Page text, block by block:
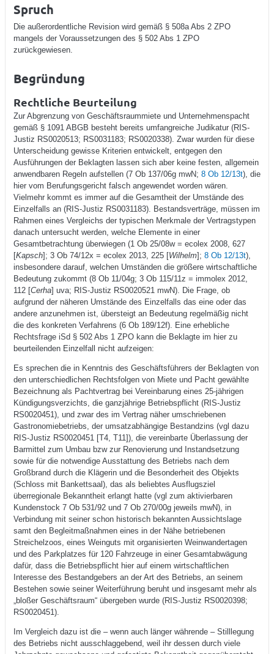
Spruch
Die außerordentliche Revision wird gemäß § 508a Abs 2 ZPO
mangels der Voraussetzungen des § 502 Abs 1 ZPO
zurückgewiesen.
Begründung
Rechtliche Beurteilung
Zur Abgrenzung von Geschäftsraummiete und Unternehmenspacht
gemäß § 1091 ABGB besteht bereits umfangreiche Judikatur (RIS-
Justiz RS0020513; RS0031183; RS0020338). Zwar wurden für diese
Unterscheidung gewisse Kriterien entwickelt, entgegen den
Ausführungen der Beklagten lassen sich aber keine festen, allgemein
anwendbaren Regeln aufstellen (7 Ob 137/06g mwN; 8 Ob 12/13t), die
hier vom Berufungsgericht falsch angewendet worden wären.
Vielmehr kommt es immer auf die Gesamtheit der Umstände des
Einzelfalls an (RIS-Justiz RS0031183). Bestandsverträge, müssen im
Rahmen eines Vergleichs der typischen Merkmale der Vertragstypen
danach untersucht werden, welche Elemente in einer
Gesamtbetrachtung überwiegen (1 Ob 25/08w = ecolex 2008, 627
[Kapsch]; 3 Ob 74/12x = ecolex 2013, 225 [Wilhelm]; 8 Ob 12/13t),
insbesondere darauf, welchen Umständen die größere wirtschaftliche
Bedeutung zukommt (8 Ob 11/04g; 3 Ob 115/11z = immolex 2012,
112 [Cerha] uva; RIS-Justiz RS0020521 mwN). Die Frage, ob
aufgrund der näheren Umstände des Einzelfalls das eine oder das
andere anzunehmen ist, übersteigt an Bedeutung regelmäßig nicht
die des konkreten Verfahrens (6 Ob 189/12f). Eine erhebliche
Rechtsfrage iSd § 502 Abs 1 ZPO kann die Beklagte im hier zu
beurteilenden Einzelfall nicht aufzeigen:
Es sprechen die in Kenntnis des Geschäftsführers der Beklagten von
den unterschiedlichen Rechtsfolgen von Miete und Pacht gewählte
Bezeichnung als Pachtvertrag bei Vereinbarung eines 25-jährigen
Kündigungsverzichts, die ganzjährige Betriebspflicht (RIS-Justiz
RS0020451), und zwar des im Vertrag näher umschriebenen
Gastronomiebetriebs, der umsatzabhängige Bestandzins (vgl dazu
RIS-Justiz RS0020451 [T4, T11]), die vereinbarte Überlassung der
Barmittel zum Umbau bzw zur Renovierung und Instandsetzung
sowie für die notwendige Ausstattung des Betriebs nach dem
Großbrand durch die Klägerin und die Besonderheit des Objekts
(Schloss mit Bankettsaal), das als beliebtes Ausflugsziel
überregionale Bekanntheit erlangt hatte (vgl zum aktivierbaren
Kundenstock 7 Ob 531/92 und 7 Ob 270/00g jeweils mwN), in
Verbindung mit seiner schon historisch bekannten Aussichtslage
samt den Begleitmaßnahmen eines in der Nähe betriebenen
Streichelzoos, eines Weinguts mit organisierten Weinwandertagen
und des Parkplatzes für 120 Fahrzeuge in einer Gesamtabwägung
dafür, dass die Betriebspflicht hier auf einem wirtschaftlichen
Interesse des Bestandgebers an der Art des Betriebs, an seinem
Bestehen sowie seiner Weiterführung beruht und insgesamt mehr als
„bloßer Geschäftsraum“ übergeben wurde (RIS-Justiz RS0020398;
RS0020451).
Im Vergleich dazu ist die – wenn auch länger währende – Stilllegung
des Betriebs nicht ausschlaggebend, weil ihr dessen durch viele